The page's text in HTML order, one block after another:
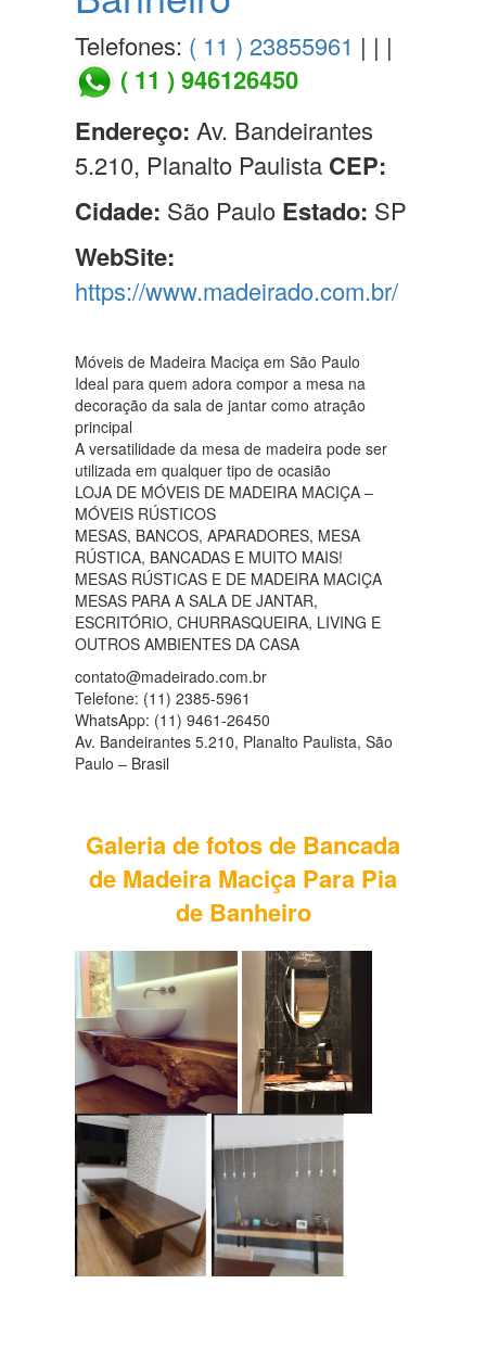
Telefones: ( 11 ) 23855961 | | |
( 11 ) 946126450
Endereço: Av. Bandeirantes
5.210, Planalto Paulista CEP:
Cidade: São Paulo Estado: SP
WebSite:
https://www.madeirado.com.br/
Móveis de Madeira Maciça em São Paulo
Ideal para quem adora compor a mesa na
decoração da sala de jantar como atração
principal
A versatilidade da mesa de madeira pode ser
utilizada em qualquer tipo de ocasião
LOJA DE MÓVEIS DE MADEIRA MACIÇA –
MÓVEIS RÚSTICOS
MESAS, BANCOS, APARADORES, MESA
RÚSTICA, BANCADAS E MUITO MAIS!
MESAS RÚSTICAS E DE MADEIRA MACIÇA
MESAS PARA A SALA DE JANTAR,
ESCRITÓRIO, CHURRASQUEIRA, LIVING E
OUTROS AMBIENTES DA CASA
contato@madeirado.com.br
Telefone: (11) 2385-5961
WhatsApp: (11) 9461-26450
Av. Bandeirantes 5.210, Planalto Paulista, São
Paulo – Brasil
Galeria de fotos de Bancada
de Madeira Maciça Para Pia
de Banheiro